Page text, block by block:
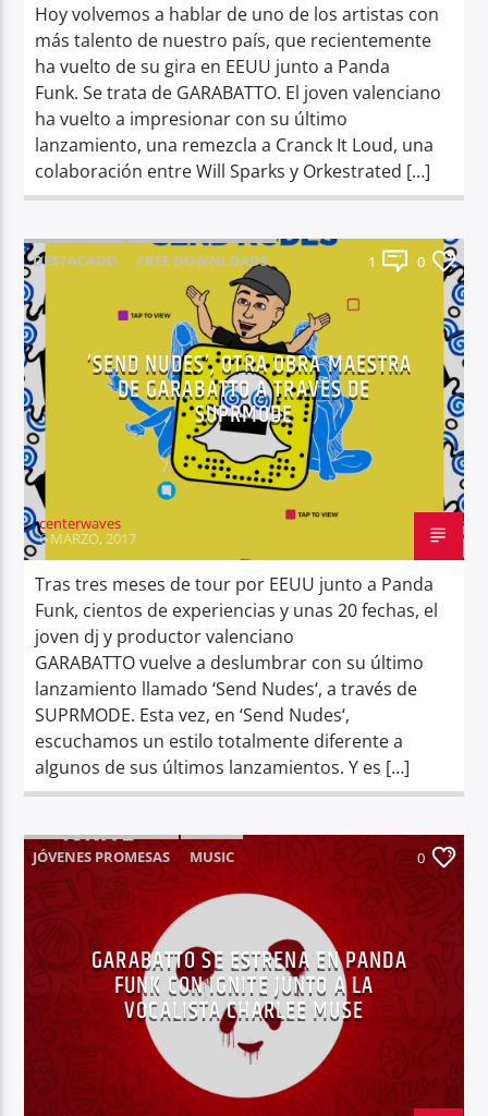
Hoy volvemos a hablar de uno de los artistas con
más talento de nuestro país, que recientemente
ha vuelto de su gira en EEUU junto a Panda
Funk. Se trata de GARABATTO. El joven valenciano
ha vuelto a impresionar con su último
lanzamiento, una remezcla a Cranck It Loud, una
colaboración entre Will Sparks y Orkestrated […]
DESTACADO
FREE DOWNLOADS
JÓVENES PROMESAS
1 0
‘SEND NUDES’, OTRA OBRA MAESTRA
DE GARABATTO A TRAVÉS DE
SUPRMODE
centerwaves
6 MARZO, 2017
Tras tres meses de tour por EEUU junto a Panda
Funk, cientos de experiencias y unas 20 fechas, el
joven dj y productor valenciano
GARABATTO vuelve a deslumbrar con su último
lanzamiento llamado ‘Send Nudes‘, a través de
SUPRMODE. Esta vez, en ‘Send Nudes‘,
escuchamos un estilo totalmente diferente a
algunos de sus últimos lanzamientos. Y es […]
JÓVENES PROMESAS MUSIC 0
GARABATTO SE ESTRENA EN PANDA
FUNK CON IGNITE JUNTO A LA
VOCALISTA CHARLEE MUSE